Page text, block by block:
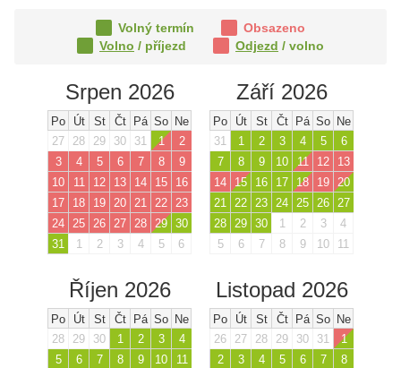
Volný termín
Obsazeno
Volno / příjezd Odjezd / volno
Srpen 2026
Po Út St Čt Pá So Ne
27
28 29 30 31 1
2
3
4 5 6 7 8
9
10
11 12 13 14 15
16
17
18 19 20 21 22
23
24
25 26 27 28 29 30
31
1 2 3 4 5 6
Září 2026
Po Út St Čt Pá So Ne
31
1 2 3 4 5
6
7
8 9 10 11 12
13
14
15 16 17 18 19
20
21
22 23 24 25 26
27
28
29 30 1 2 3
4
5
6 7 8 9 10 11
Říjen 2026
Po Út St Čt Pá So Ne
28
29 30 1 2 3
4
5
6 7 8 9 10
11
Listopad 2026
Po Út St Čt Pá So Ne
26
27 28 29 30 31
1
2
3 4 5 6 7
8